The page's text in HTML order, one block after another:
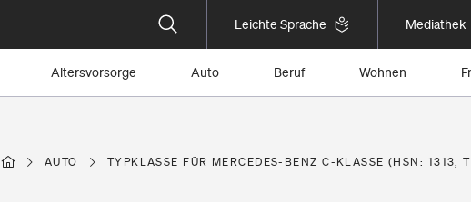
Leichte Sprache Mediathek
Altersvorsorge Auto Beruf Wohnen
AUTO TYPKLASSE FÜR MERCEDES-BENZ C-KLASSE (HSN: 1313,